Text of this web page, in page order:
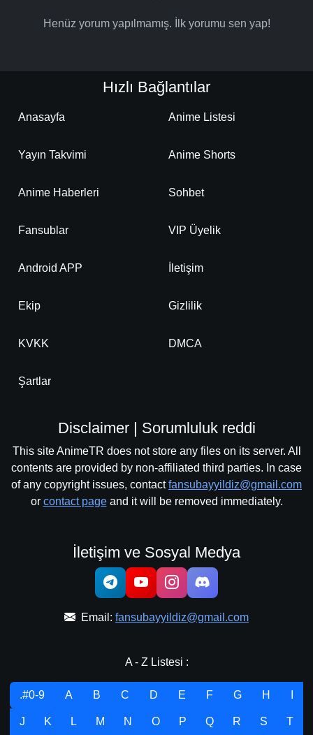
Henüz yorum yapılmamış. İlk yorumu sen yap!
Hızlı Bağlantılar
Anasayfa Anime Listesi
Yayın Takvimi Anime Shorts
Anime Haberleri Sohbet
Fansublar VIP Üyelik
Android APP İletişim
Ekip Gizlilik
KVKK DMCA
Şartlar
Disclaimer | Sorumluluk reddi
This site AnimeTR does not store any files on its server. All
contents are provided by non-affiliated third parties. In case
of any copyright issues, contactfansubayyildiz@gmail.com
or contact pageand it will be removed immediately.
İletişim ve Sosyal Medya
Email: fansubayyildiz@gmail.com
A - Z Listesi :
.#0-9 A B C D E F G H
J K L M N O P Q R S T